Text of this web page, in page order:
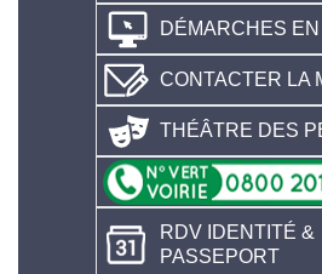
DÉMARCHES
CONTACTER LA
THÉÂTRE DES
RDV IDENTITÉ &
PASSEPORT